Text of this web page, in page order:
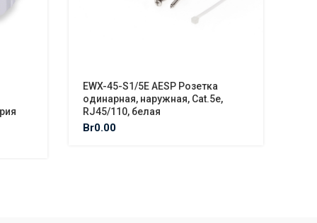
EWX-45-S1/5E AESP Розетка
одинарная, наружная, Cat.5e,
RJ45/110, белая
Br0.00